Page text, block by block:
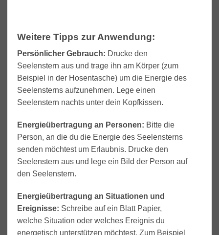
Weitere Tipps zur Anwendung:
Persönlicher Gebrauch: Drucke den
Seelenstern aus und trage ihn am Körper (zum
Beispiel in der Hosentasche) um die Energie des
Seelensterns aufzunehmen. Lege einen
Seelenstern nachts unter dein Kopfkissen.
Energieübertragung an Personen: Bitte die
Person, an die du die Energie des Seelensterns
senden möchtest um Erlaubnis. Drucke den
Seelenstern aus und lege ein Bild der Person auf
den Seelenstern.
Energieübertragung an Situationen und
Ereignisse: Schreibe auf ein Blatt Papier,
welche Situation oder welches Ereignis du
energetisch unterstützen möchtest. Zum Beispiel